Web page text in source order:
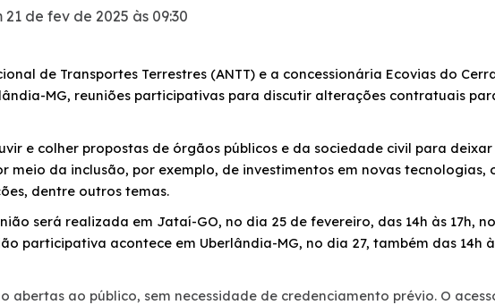
de fev de 2025 às 09:30
de Transportes Terrestres (ANTT) e a concessionária Ecovias do
MG, reuniões participativas para discutir alterações contratuais
e colher propostas de órgãos públicos e da sociedade civil para
meio da inclusão, por exemplo, de investimentos em novas tecnologias,
dentre outros temas.
será realizada em Jataí-GO, no dia 25 de fevereiro, das 14h às 17h,
participativa acontece em Uberlândia-MG, no dia 27, também das 14h
abertas ao público, sem necessidade de credenciamento prévio. O